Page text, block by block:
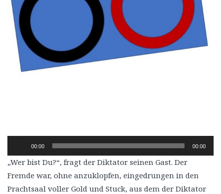
Player
00:00 00:00
„Wer bist Du?“, fragt der Diktator seinen Gast. Der
Fremde war, ohne anzuklopfen, eingedrungen in den
Prachtsaal voller Gold und Stuck, aus dem der Diktator